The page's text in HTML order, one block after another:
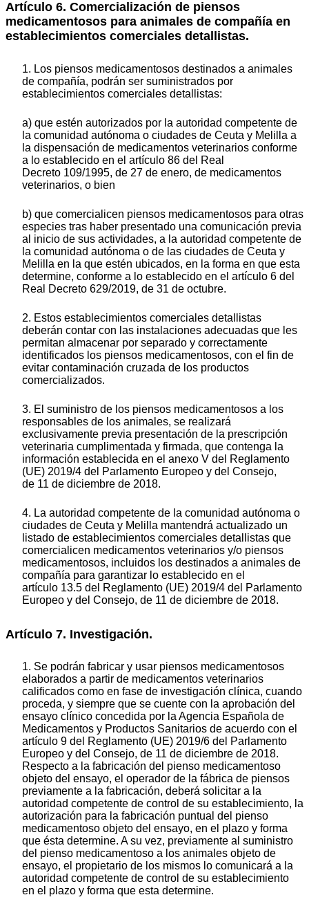
Artículo 6. Comercialización de piensos
medicamentosos para animales de compañía en
establecimientos comerciales detallistas.
1. Los piensos medicamentosos destinados a animales
de compañía, podrán ser suministrados por
establecimientos comerciales detallistas:
a) que estén autorizados por la autoridad competente de
la comunidad autónoma o ciudades de Ceuta y Melilla a
la dispensación de medicamentos veterinarios conforme
a lo establecido en el artículo 86 del Real
Decreto 109/1995, de 27 de enero, de medicamentos
veterinarios, o bien
b) que comercialicen piensos medicamentosos para otras
especies tras haber presentado una comunicación previa
al inicio de sus actividades, a la autoridad competente de
la comunidad autónoma o de las ciudades de Ceuta y
Melilla en la que estén ubicados, en la forma en que esta
determine, conforme a lo establecido en el artículo 6 del
Real Decreto 629/2019, de 31 de octubre.
2. Estos establecimientos comerciales detallistas
deberán contar con las instalaciones adecuadas que les
permitan almacenar por separado y correctamente
identificados los piensos medicamentosos, con el fin de
evitar contaminación cruzada de los productos
comercializados.
3. El suministro de los piensos medicamentosos a los
responsables de los animales, se realizará
exclusivamente previa presentación de la prescripción
veterinaria cumplimentada y firmada, que contenga la
información establecida en el anexo V del Reglamento
(UE) 2019/4 del Parlamento Europeo y del Consejo,
de 11 de diciembre de 2018.
4. La autoridad competente de la comunidad autónoma o
ciudades de Ceuta y Melilla mantendrá actualizado un
listado de establecimientos comerciales detallistas que
comercialicen medicamentos veterinarios y/o piensos
medicamentosos, incluidos los destinados a animales de
compañía para garantizar lo establecido en el
artículo 13.5 del Reglamento (UE) 2019/4 del Parlamento
Europeo y del Consejo, de 11 de diciembre de 2018.
Artículo 7. Investigación.
1. Se podrán fabricar y usar piensos medicamentosos
elaborados a partir de medicamentos veterinarios
calificados como en fase de investigación clínica, cuando
proceda, y siempre que se cuente con la aprobación del
ensayo clínico concedida por la Agencia Española de
Medicamentos y Productos Sanitarios de acuerdo con el
artículo 9 del Reglamento (UE) 2019/6 del Parlamento
Europeo y del Consejo, de 11 de diciembre de 2018.
Respecto a la fabricación del pienso medicamentoso
objeto del ensayo, el operador de la fábrica de piensos
previamente a la fabricación, deberá solicitar a la
autoridad competente de control de su establecimiento, la
autorización para la fabricación puntual del pienso
medicamentoso objeto del ensayo, en el plazo y forma
que ésta determine. A su vez, previamente al suministro
del pienso medicamentoso a los animales objeto de
ensayo, el propietario de los mismos lo comunicará a la
autoridad competente de control de su establecimiento
en el plazo y forma que esta determine.